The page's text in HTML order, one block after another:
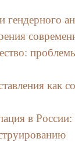
гендерного
как
в